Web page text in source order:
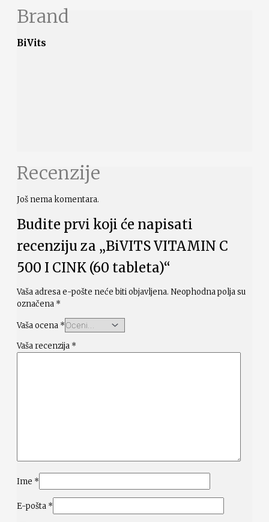
Brand
BiVits
Recenzije
Još nema komentara.
Budite prvi koji će napisati
recenziju za „BiVITS VITAMIN C
500 I CINK (60 tableta)“
Vaša adresa e-pošte neće biti objavljena. Neophodna polja su
označena *
Vaša ocena *
Vaša recenzija *
Ime *
E-pošta *